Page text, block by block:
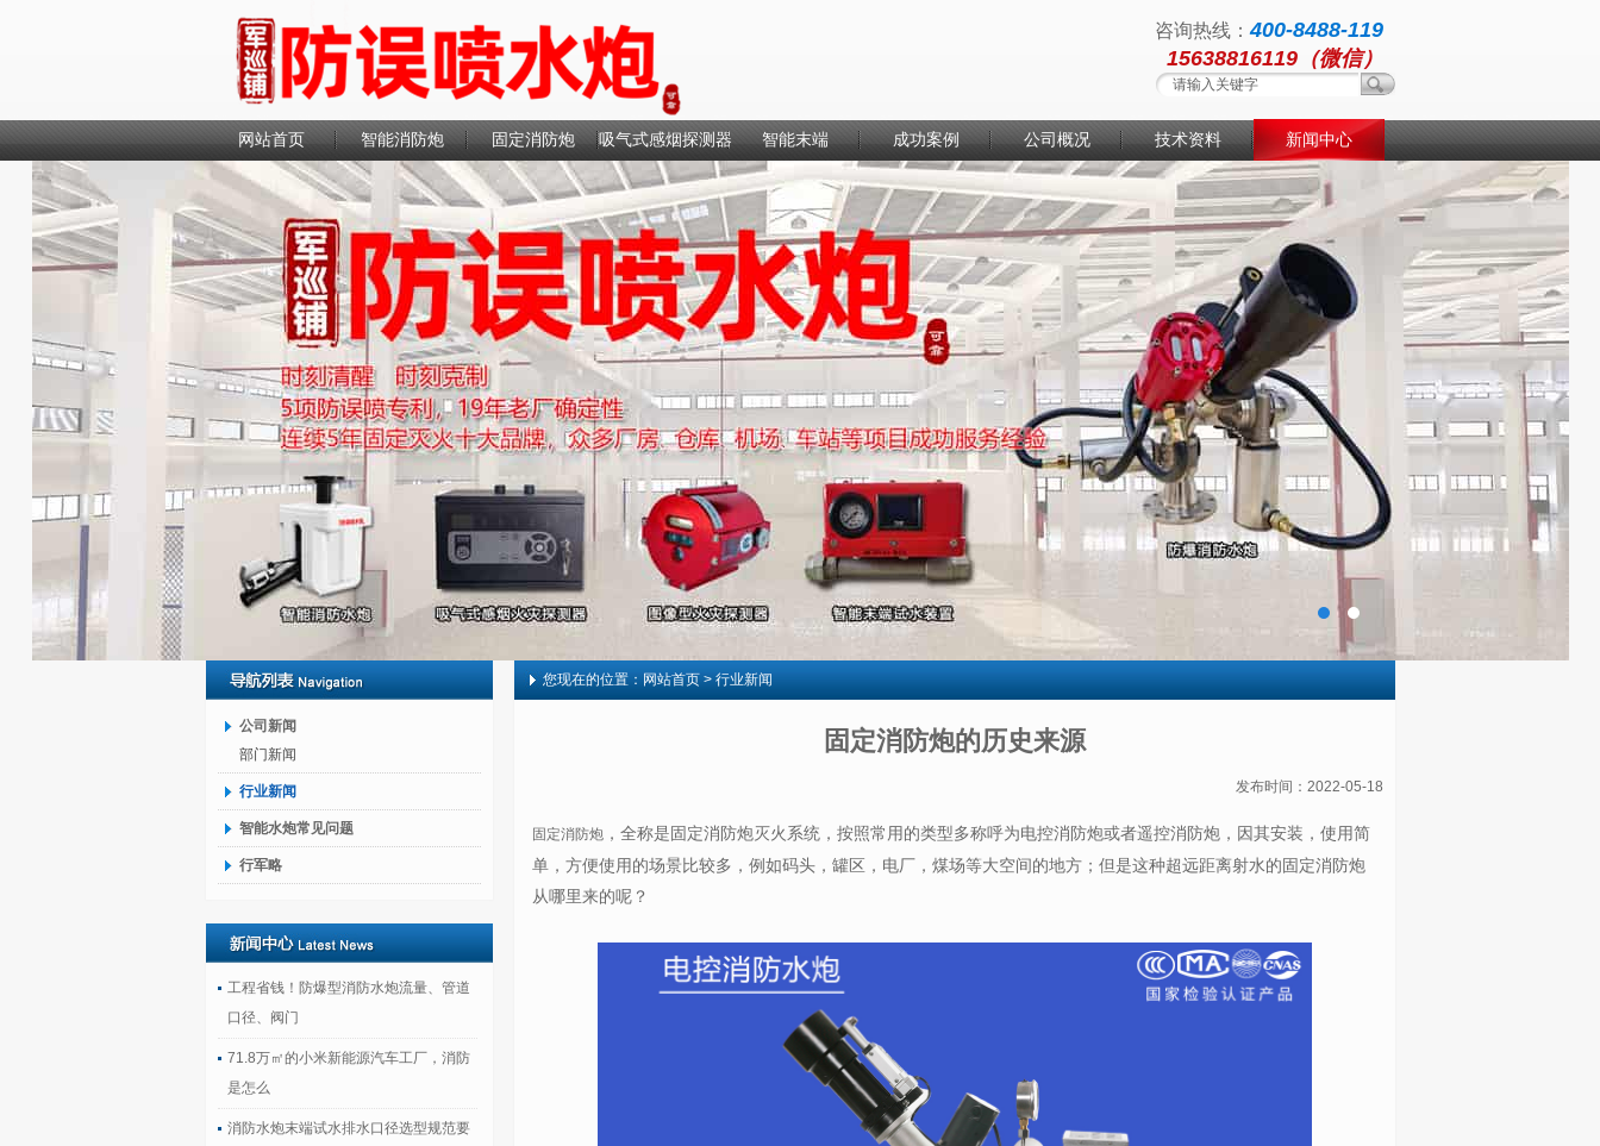
咨询热线：400-8488-119
15638816119（微信）
网站首页 智能消防炮 固定消防炮 吸气式感烟探测器 智能末端 成功案例 公司概况 技术资料 新闻中心
联系我们
公司新闻
部门新闻
行业新闻
智能水炮常见问题
行军略
工程省钱！防爆型消防水炮流量、管道
口径、阀门
71.8万㎡的小米新能源汽车工厂，消防
是怎么
消防水炮末端试水排水口径选型规范要
您现在的位置： 网站首页> 行业新闻
固定消防炮的历史来源
发布时间：2022-05-18
固定消防炮 ，全称是固定消防炮灭火系统，按照常用的类型多称呼为电控消防炮或者遥控消防炮，因其安装，使用简
单，方便使用的场景比较多，例如码头，罐区，电厂，煤场等大空间的地方；但是这种超远距离射水的固定消防炮
从哪里来的呢？